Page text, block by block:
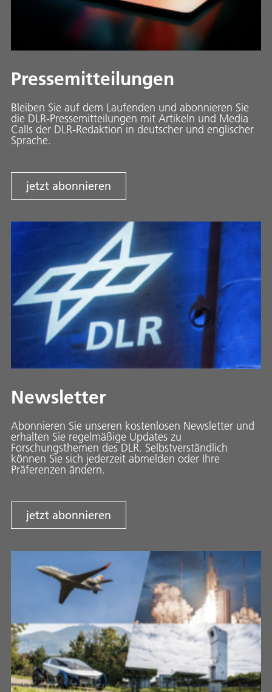
Pressemitteilungen
Bleiben Sie auf dem Laufenden und abonnieren Sie
die DLR-Pressemitteilungen mit Artikeln und Media
Calls der DLR-Redaktion in deutscher und englischer
Sprache.
jetzt abonnieren
Newsletter
Abonnieren Sie unseren kostenlosen Newsletter und
erhalten Sie regelmäßige Updates zu
Forschungsthemen des DLR. Selbstverständlich
können Sie sich jederzeit abmelden oder Ihre
Präferenzen ändern.
jetzt abonnieren